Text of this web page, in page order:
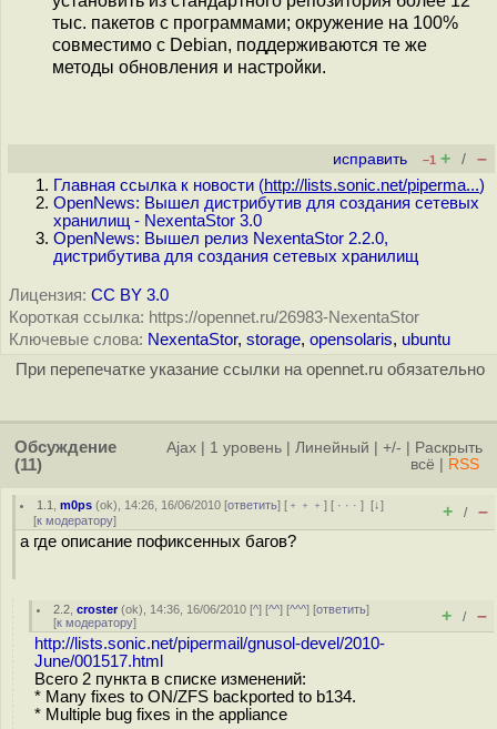
тыс. пакетов с программами; окружение на 100%
совместимо с Debian, поддерживаются те же
методы обновления и настройки.
исправить –1 + / –
Главная ссылка к новости (http://lists.sonic.net/piperma...)
OpenNews: Вышел дистрибутив для создания сетевых
хранилищ - NexentaStor 3.0
OpenNews: Вышел релиз NexentaStor 2.2.0,
дистрибутива для создания сетевых хранилищ
Лицензия: CC BY 3.0
Короткая ссылка: https://opennet.ru/26983-NexentaStor
Ключевые слова: NexentaStor, storage, opensolaris, ubuntu
При перепечатке указание ссылки на opennet.ru обязательно
Обсуждение
(11)
Ajax 1 уровень Линейный +/-
Раскрыть
всё
RSS
1.1 ,m0ps (ok), 14:26, 16/06/2010 [ответить] [ ﹢﹢﹢] [ · · ·][↓]
[к модератору] + / –
а где описание пофиксенных багов?
2.2 ,croster(ok), 14:36, 16/06/2010 [^] [^^] [^^^] [ответить]
[к модератору] + / –
http://lists.sonic.net/pipermail/gnusol-devel/2010-
June/001517.html
Всего 2 пункта в списке изменений:
* Many fixes to ON/ZFS backported to b134.
* Multiple bug fixes in the appliance